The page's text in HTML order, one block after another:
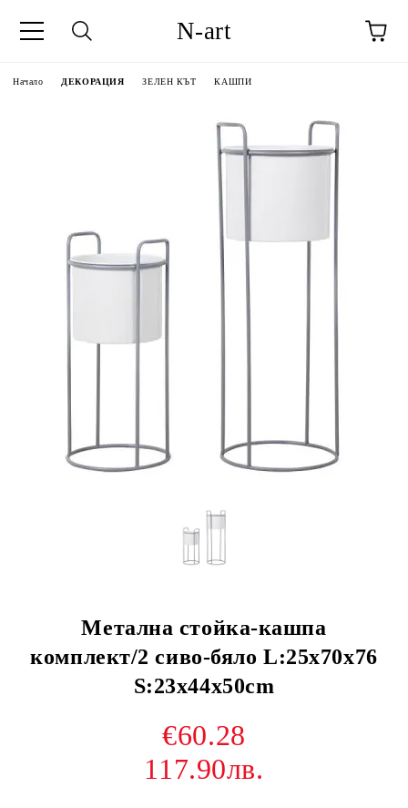
N-art
Начало ДЕКОРАЦИЯ ЗЕЛЕН КЪТ КАШПИ
Метална стойка-кашпа
комплект/2 сиво-бяло L:25x70x76
S:23x44x50cm
€60.28
117.90лв.